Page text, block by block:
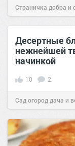
Страничка добра и
позитива!12:15 05
Десертные
нежнейшей
начинкой
10 2
Сад огород дача и
25 фев 2017